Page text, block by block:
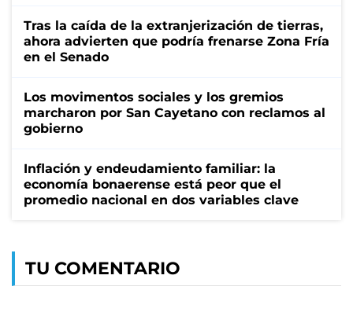
Tras la caída de la extranjerización de tierras,
ahora advierten que podría frenarse Zona Fría
en el Senado
Los movimentos sociales y los gremios
marcharon por San Cayetano con reclamos al
gobierno
Inflación y endeudamiento familiar: la
economía bonaerense está peor que el
promedio nacional en dos variables clave
TU COMENTARIO